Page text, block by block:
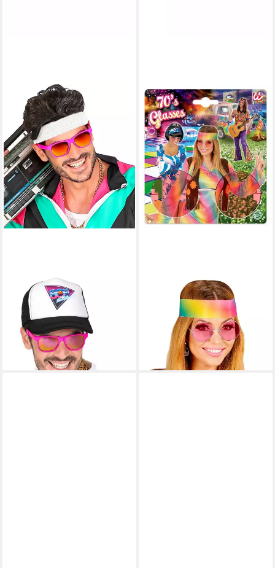
WIDMANN S.R.L.
Verkleidungsmaske 80er
Jahre Brille mit Revo Gläsern,
Neon Pink
4,99 €
lieferbar - in 2-3 Werktagen bei dir
WIDMANN S.R.L.
Verkleidungsmaske 'Hippie'
Partybrille XL - Rund, Pink
5,99 €
lieferbar - in 2-3 Werktagen bei dir